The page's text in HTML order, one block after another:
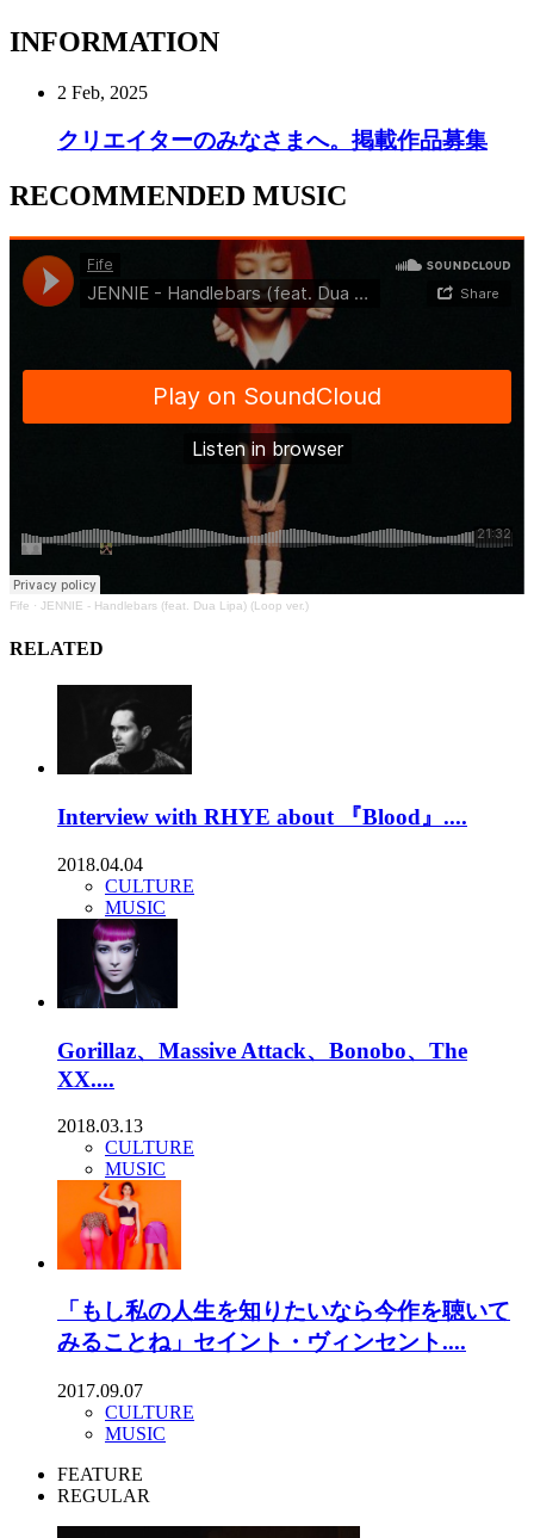
INFORMATION
2 Feb, 2025
クリエイターのみなさまへ。掲載作品募集
RECOMMENDED MUSIC
Fife · JENNIE - Handlebars (feat. Dua Lipa) (Loop ver.)
RELATED
Interview with RHYE about 『Blood』....
2018.04.04
CULTURE
MUSIC
Gorillaz、Massive Attack、Bonobo、The
XX....
2018.03.13
CULTURE
MUSIC
「もし私の人生を知りたいなら今作を聴いて
みることね」セイント・ヴィンセント....
2017.09.07
CULTURE
MUSIC
FEATURE
REGULAR